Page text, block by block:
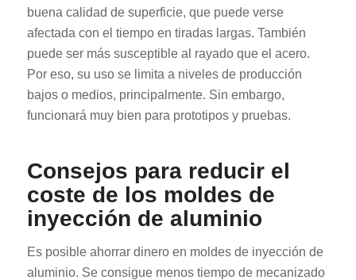
buena calidad de superficie, que puede verse
afectada con el tiempo en tiradas largas. También
puede ser más susceptible al rayado que el acero.
Por eso, su uso se limita a niveles de producción
bajos o medios, principalmente. Sin embargo,
funcionará muy bien para prototipos y pruebas.
Consejos para reducir el
coste de los moldes de
inyección de aluminio
Es posible ahorrar dinero en moldes de inyección de
aluminio. Se consigue menos tiempo de mecanizado